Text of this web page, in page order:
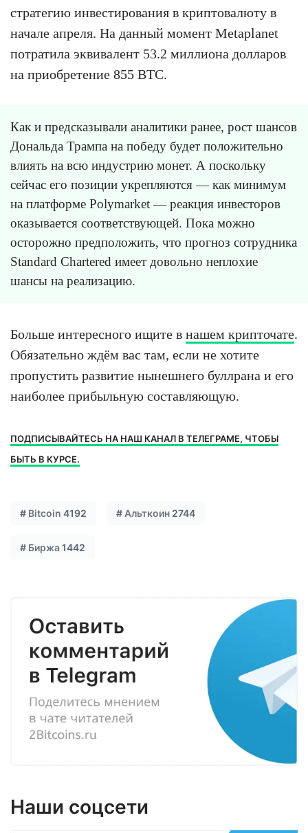
стратегию инвестирования в криптовалюту в
начале апреля. На данный момент Metaplanet
потратила эквивалент 53.2 миллиона долларов
на приобретение 855 BTC.
Как и предсказывали аналитики ранее, рост шансов
Дональда Трампа на победу будет положительно
влиять на всю индустрию монет. А поскольку
сейчас его позиции укрепляются — как минимум
на платформе Polymarket — реакция инвесторов
оказывается соответствующей. Пока можно
осторожно предположить, что прогноз сотрудника
Standard Chartered имеет довольно неплохие
шансы на реализацию.
Больше интересного ищите в нашем крипточате.
Обязательно ждём вас там, если не хотите
пропустить развитие нынешнего буллрана и его
наиболее прибыльную составляющую.
ПОДПИСЫВАЙТЕСЬ НА НАШ КАНАЛ В ТЕЛЕГРАМЕ, ЧТОБЫ
БЫТЬ В КУРСЕ.
# Bitcoin 4192 # Альткоин 2744
# Биржа 1442
Наши соцсети